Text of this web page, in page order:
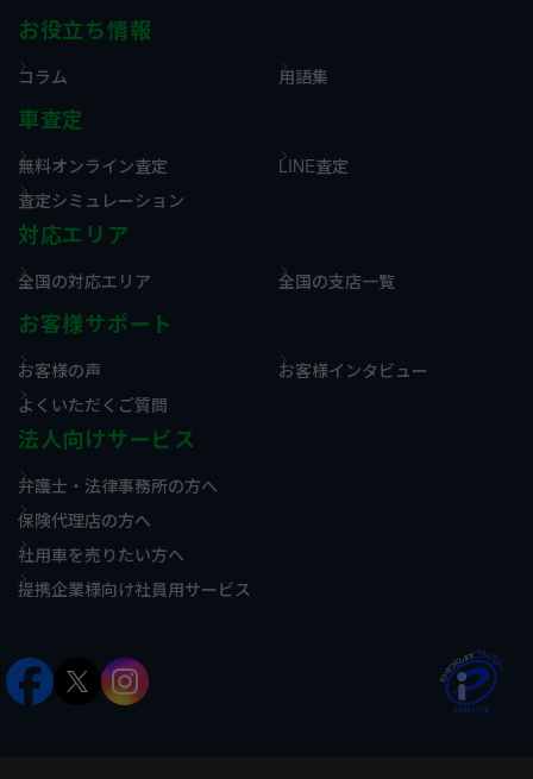
お役立ち情報
コラム 用語集
車査定
無料オンライン査定
LINE査定
査定シミュレーション
対応エリア
全国の対応エリア 全国の支店一覧
お客様サポート
お客様の声
お客様インタビュー
よくいただくご質問
法人向けサービス
弁護士・法律事務所の方へ
保険代理店の方へ
社用車を売りたい方へ
提携企業様向け社員用サービス